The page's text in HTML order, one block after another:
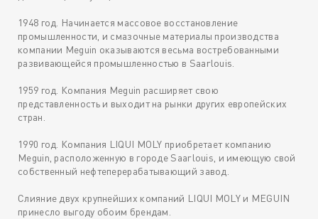
1948 год. Начинается массовое восстановление
промышленности, и смазочные материалы производства
компании Meguin оказываются весьма востребованными
развивающейся промышленностью в Saarlouis.
1959 год. Компания Meguin расширяет свою
представленность и выходит на рынки других европейских
стран.
1990 год. Компания LIQUI MOLY приобретает компанию
Meguin, расположенную в городе Saarlouis, и имеющую свой
собственный нефтеперерабатывающий завод.
Слияние двух крупнейших компаний LIQUI MOLY и MEGUIN
принесло выгоду обоим брендам.